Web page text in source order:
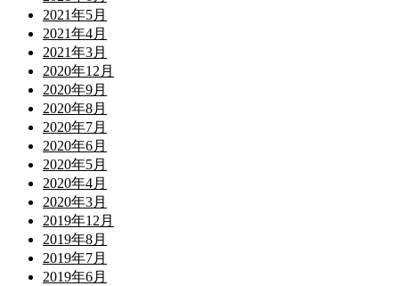
2021年5月
2021年4月
2021年3月
2020年12月
2020年9月
2020年8月
2020年7月
2020年6月
2020年5月
2020年4月
2020年3月
2019年12月
2019年8月
2019年7月
2019年6月